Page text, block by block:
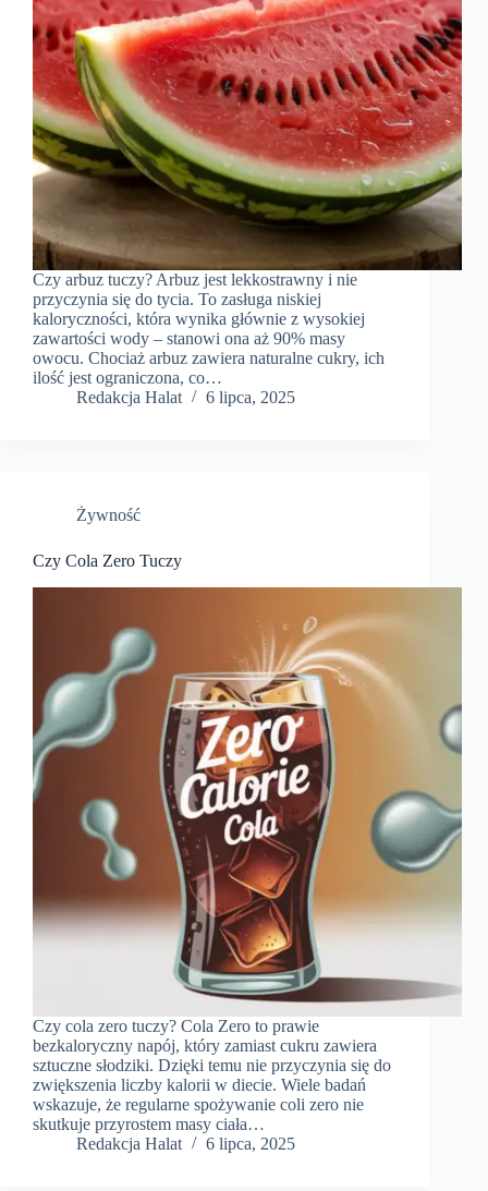
Czy arbuz tuczy? Arbuz jest lekkostrawny i nie
przyczynia się do tycia. To zasługa niskiej
kaloryczności, która wynika głównie z wysokiej
zawartości wody – stanowi ona aż 90% masy
owocu. Chociaż arbuz zawiera naturalne cukry, ich
ilość jest ograniczona, co…
Redakcja Halat
6 lipca, 2025
Żywność
Czy Cola Zero Tuczy
Czy cola zero tuczy? Cola Zero to prawie
bezkaloryczny napój, który zamiast cukru zawiera
sztuczne słodziki. Dzięki temu nie przyczynia się do
zwiększenia liczby kalorii w diecie. Wiele badań
wskazuje, że regularne spożywanie coli zero nie
skutkuje przyrostem masy ciała…
Redakcja Halat
6 lipca, 2025